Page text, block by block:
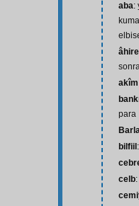
aba:
akîm
para
bilfiil
celb